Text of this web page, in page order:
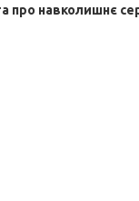
про навколишнє